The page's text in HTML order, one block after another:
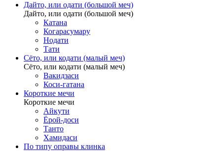
Дайто, или одати (большой меч)
Дайто, или одати (большой меч)
Катана
Когарасумару
Нодати
Тати
Сёто, или кодати (малый меч)
Сёто, или кодати (малый меч)
Вакидзаси
Коси-гатана
Короткие мечи
Короткие мечи
Айкути
Ёрой-доси
Танто
Хамидаси
По типу оправы клинка